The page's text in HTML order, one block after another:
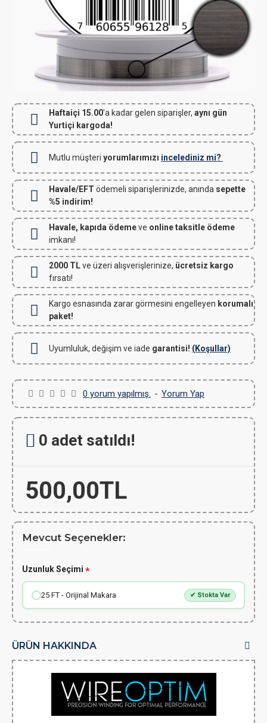
Haftaiçi 15.00'a kadar gelen siparişler, aynı gün
Yurtiçi kargoda!
Mutlu müşteri yorumlarımızı incelediniz mi?
Havale/EFT ödemeli siparişlerinizde, anında sepette
%5 indirim!
Havale, kapıda ödemeve online taksitle ödeme
imkanı!
2000 TLve üzeri alışverişlerinize, ücretsiz kargo
fırsatı!
Kargo esnasında zarar görmesini engelleyen korumalı
paket!
Uyumluluk, değişim ve iade garantisi! (Koşullar)
0 yorum yapılmış. - Yorum Yap
500,00TL
0 adet satıldı!
Mevcut Seçenekler:
Uzunluk Seçimi
25 FT - Orijinal Makara ✔ Stokta Var
ÜRÜN HAKKINDA